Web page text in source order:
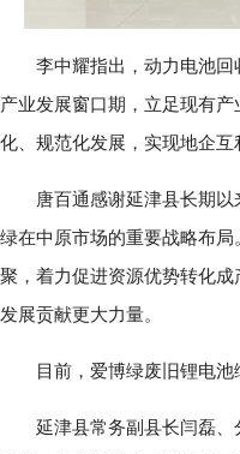
李中耀指出，动力电池回收
产业发展窗口期，立足现有
化、规范化发展，实现地企
唐百通感谢延津县长期以来
绿在中原市场的重要战略布
聚，着力促进资源优势转化
发展贡献更大力量。
目前，爱博绿废旧锂电池综
延津县常务副县长闫磊、分